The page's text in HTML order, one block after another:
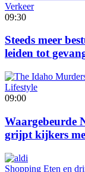
Verkeer
09:30
Steeds meer
leiden tot
Lifestyle
09:00
Waargebeurde
grijpt kijkers
Shopping Eten en